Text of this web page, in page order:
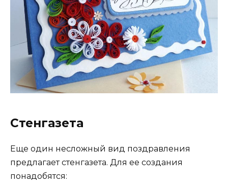
Стенгазета
Еще один несложный вид поздравления
предлагает стенгазета. Для ее создания
понадобятся: